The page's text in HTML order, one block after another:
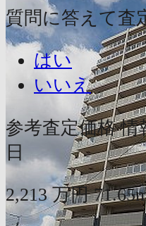
質問に答えて査
はい
いいえ
参考査定価格 情
日
2,213 万円